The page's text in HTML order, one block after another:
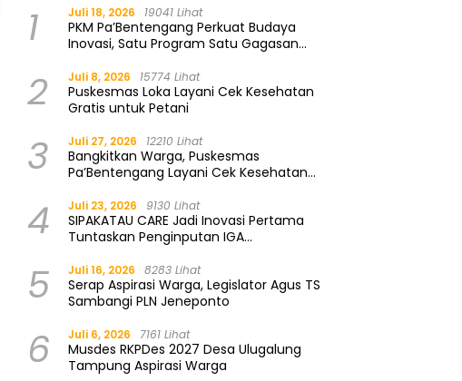
1 Juli 18, 2026 19041 Lihat
PKM Pa’Bentengang Perkuat Budaya
Inovasi, Satu Program Satu Gagasan
2 Juli 8, 2026 15774 Lihat
Puskesmas Loka Layani Cek Kesehatan
Gratis untuk Petani
3 Juli 27, 2026 12210 Lihat
Bangkitkan Warga, Puskesmas
Pa’Bentengang Layani Cek Kesehatan
4 Juli 23, 2026 9130 Lihat
SIPAKATAU CARE Jadi Inovasi Pertama
Tuntaskan Penginputan IGA
5 Juli 16, 2026 8283 Lihat
Serap Aspirasi Warga, Legislator Agus TS
Sambangi PLN Jeneponto
6 Juli 6, 2026 7161 Lihat
Musdes RKPDes 2027 Desa Ulugalung
Tampung Aspirasi Warga